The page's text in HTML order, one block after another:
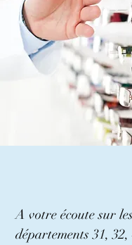
A votre écoute sur les
départements 31, 32,